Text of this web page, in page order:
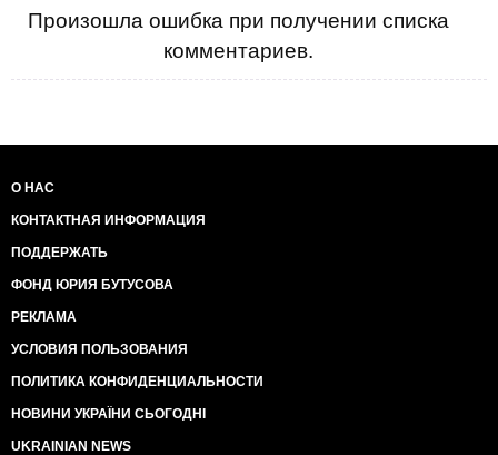
Произошла ошибка при получении списка
комментариев.
О НАС
КОНТАКТНАЯ ИНФОРМАЦИЯ
ПОДДЕРЖАТЬ
ФОНД ЮРИЯ БУТУСОВА
РЕКЛАМА
УСЛОВИЯ ПОЛЬЗОВАНИЯ
ПОЛИТИКА КОНФИДЕНЦИАЛЬНОСТИ
НОВИНИ УКРАЇНИ СЬОГОДНІ
UKRAINIAN NEWS